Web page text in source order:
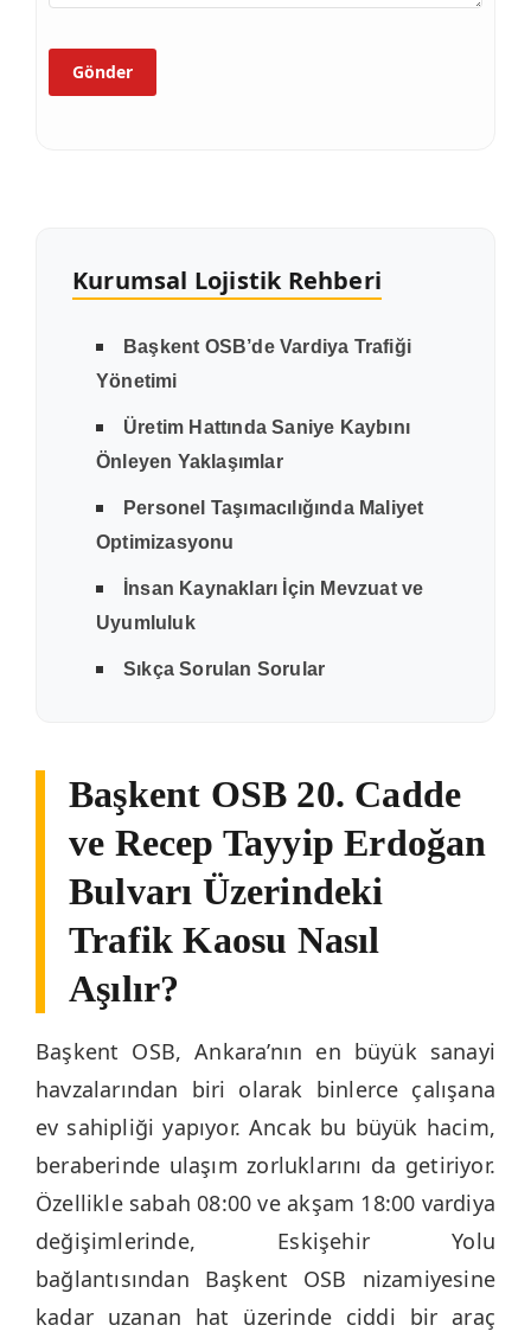
Kurumsal Lojistik Rehberi
Başkent OSB’de Vardiya Trafiği
Yönetimi
Üretim Hattında Saniye Kaybını
Önleyen Yaklaşımlar
Personel Taşımacılığında Maliyet
Optimizasyonu
İnsan Kaynakları İçin Mevzuat ve
Uyumluluk
Sıkça Sorulan Sorular
Başkent OSB 20. Cadde
ve Recep Tayyip Erdoğan
Bulvarı Üzerindeki
Trafik Kaosu Nasıl
Aşılır?
Başkent OSB, Ankara’nın en büyük sanayi
havzalarından biri olarak binlerce çalışana
ev sahipliği yapıyor. Ancak bu büyük hacim,
beraberinde ulaşım zorluklarını da getiriyor.
Özellikle sabah 08:00 ve akşam 18:00 vardiya
değişimlerinde, Eskişehir Yolu
bağlantısından Başkent OSB nizamiyesine
kadar uzanan hat üzerinde ciddi bir araç